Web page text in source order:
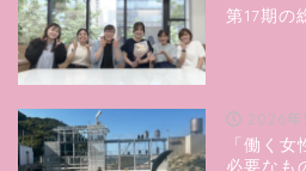
第17期の
2026年
「働く
必要なも